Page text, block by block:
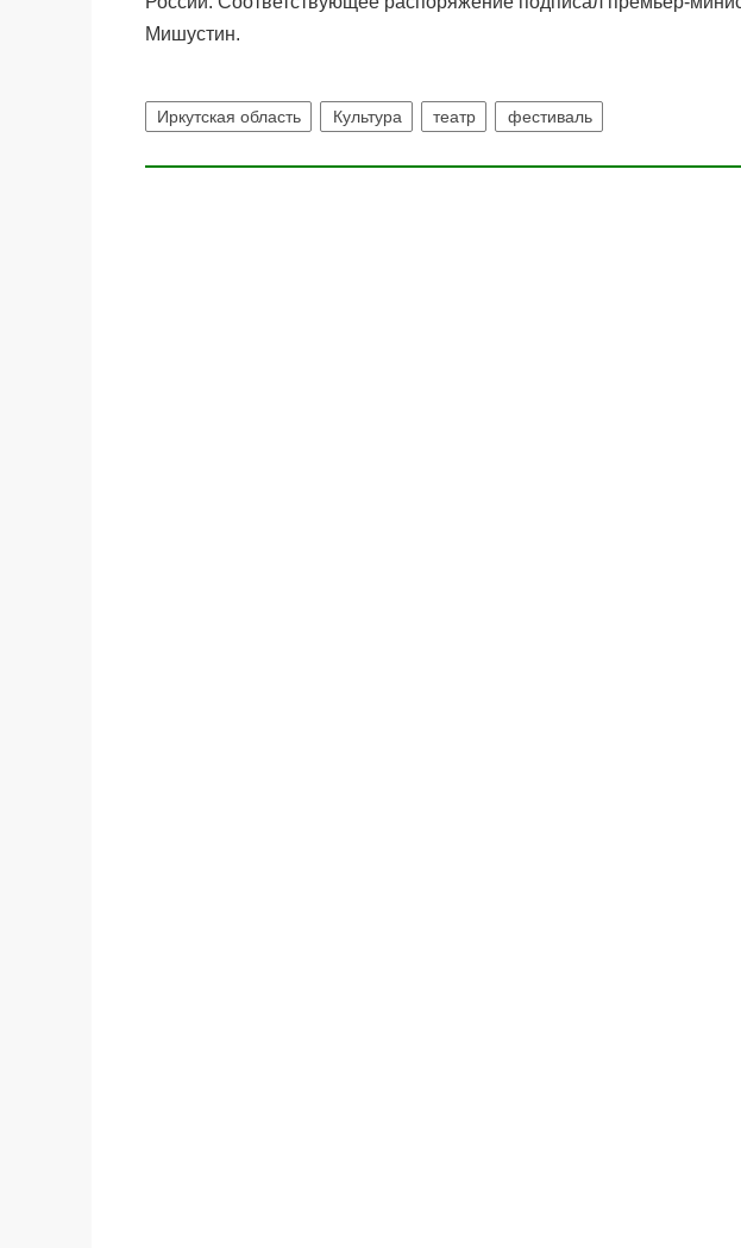
Мишустин.
Иркутская область Культура театр фестиваль